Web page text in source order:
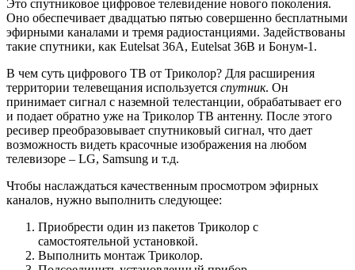
Выполнить монтаж Триколор.
Подсоединить установленный прибор.
Настроить прибор согласно инструкции.
Следуя инструкции, зарегистрировать приемник.
Доступные каналы от Триколор
Разнообразие пакетов телевидения
Телевидение Триколор представляет несколько пакетов.
Базовый – это совершенно бесплатный пакет с 25-ю каналами:
общероссийские (Россия 1, Матч, НТВ, 5 канал, Россия К,
Россия 24, Карусель, ОТР, ТВЦ, Рен ТВ, «Спас», СТС,
Домашний, ТВ-3, Звезда, Мир, ТНТ, Муз-ТВ, Первый канал,
Пятница), телемагазин (SHOP 24), информационные каналы
(Промо ТВ, Инфоканал «Триколор ТВ», Телеинструктор, ТВ-
ТВ), а также три радиостанции (Радио России, «Вести FМ»,